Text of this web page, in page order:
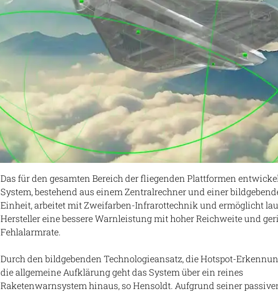
Das für den gesamten Bereich der fliegenden Plattformen
System, bestehend aus einem Zentralrechner und einer
Einheit, arbeitet mit Zweifarben-Infrarottechnik und ermöglicht
Hersteller eine bessere Warnleistung mit hoher Reichweite und
Fehlalarmrate.
Durch den bildgebenden Technologieansatz, die Hotspot-
die allgemeine Aufklärung geht das System über ein reines
Raketenwarnsystem hinaus, so Hensoldt. Aufgrund seiner